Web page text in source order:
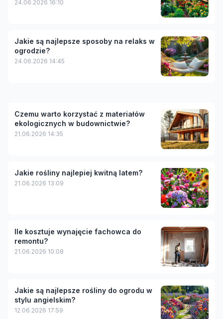
24.06.2026 16:10
Jakie są najlepsze sposoby na relaks w
ogrodzie?
24.06.2026 14:45
Czemu warto korzystać z materiałów
ekologicznych w budownictwie?
21.06.2026 14:35
Jakie rośliny najlepiej kwitną latem?
21.06.2026 13:09
Ile kosztuje wynajęcie fachowca do
remontu?
21.06.2026 10:08
Jakie są najlepsze rośliny do ogrodu w
stylu angielskim?
12.06.2026 17:59